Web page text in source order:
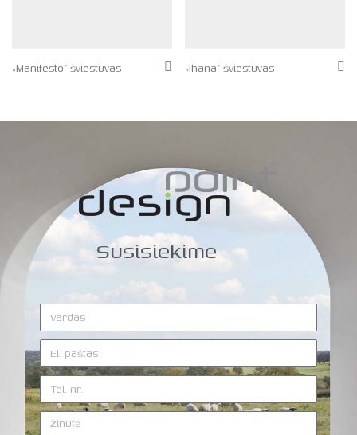
„Manifesto” šviestuvas „Ihana” šviestuvas
Susisiekime